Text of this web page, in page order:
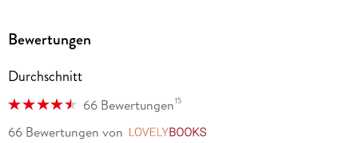
Bewertungen
Durchschnitt
66 Bewertungen15
66 Bewertungen von